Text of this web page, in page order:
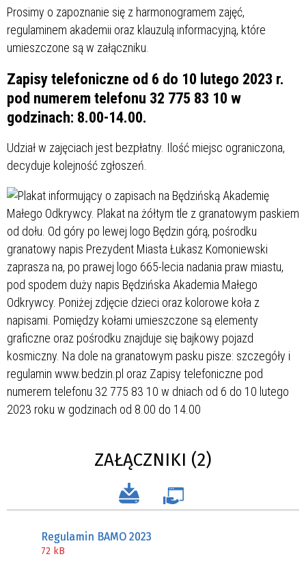
Prosimy o zapoznanie się z harmonogramem zajęć,
regulaminem akademii oraz klauzulą informacyjną, które
umieszczone są w załączniku.
Zapisy telefoniczne od 6 do 10 lutego 2023 r.
pod numerem telefonu 32 775 83 10 w
godzinach: 8.00-14.00.
Udział w zajęciach jest bezpłatny. Ilość miejsc ograniczona,
decyduje kolejność zgłoszeń.
ZAŁĄCZNIKI (2)
Regulamin BAMO 2023
72 kB